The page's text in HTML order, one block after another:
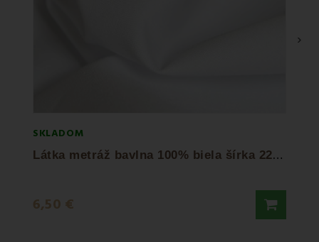
SKLADOM
L
átka metráž bavlna 100% biela šírka 220 cm
6,50 €
›